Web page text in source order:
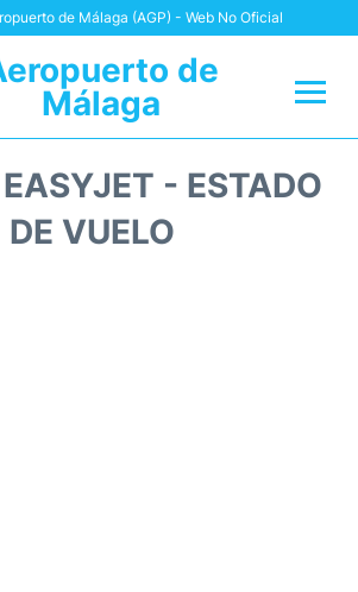
de Málaga (AGP) - Web No Oficial
de
Málaga
- ESTADO
DE VUELO